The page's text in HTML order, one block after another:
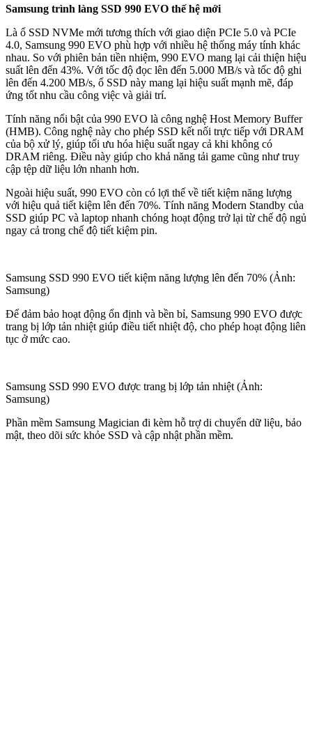
Samsung trình làng SSD 990 EVO thế hệ mới
Là ổ SSD NVMe mới tương thích với giao diện PCIe 5.0 và PCIe
4.0, Samsung 990 EVO phù hợp với nhiều hệ thống máy tính khác
nhau. So với phiên bản tiền nhiệm, 990 EVO mang lại cải thiện hiệu
suất lên đến 43%. Với tốc độ đọc lên đến 5.000 MB/s và tốc độ ghi
lên đến 4.200 MB/s, ổ SSD này mang lại hiệu suất mạnh mẽ, đáp
ứng tốt nhu cầu công việc và giải trí.
Tính năng nổi bật của 990 EVO là công nghệ Host Memory Buffer
(HMB). Công nghệ này cho phép SSD kết nối trực tiếp với DRAM
của bộ xử lý, giúp tối ưu hóa hiệu suất ngay cả khi không có
DRAM riêng. Điều này giúp cho khả năng tải game cũng như truy
cập tệp dữ liệu lớn nhanh hơn.
Ngoài hiệu suất, 990 EVO còn có lợi thế về tiết kiệm năng lượng
với hiệu quả tiết kiệm lên đến 70%. Tính năng Modern Standby của
SSD giúp PC và laptop nhanh chóng hoạt động trở lại từ chế độ ngủ
ngay cả trong chế độ tiết kiệm pin.
Samsung SSD 990 EVO tiết kiệm năng lượng lên đến 70% (Ảnh:
Samsung)
Để đảm bảo hoạt động ổn định và bền bỉ, Samsung 990 EVO được
trang bị lớp tản nhiệt giúp điều tiết nhiệt độ, cho phép hoạt động liên
tục ở mức cao.
Samsung SSD 990 EVO được trang bị lớp tản nhiệt (Ảnh:
Samsung)
Phần mềm Samsung Magician đi kèm hỗ trợ di chuyển dữ liệu, bảo
mật, theo dõi sức khỏe SSD và cập nhật phần mềm.